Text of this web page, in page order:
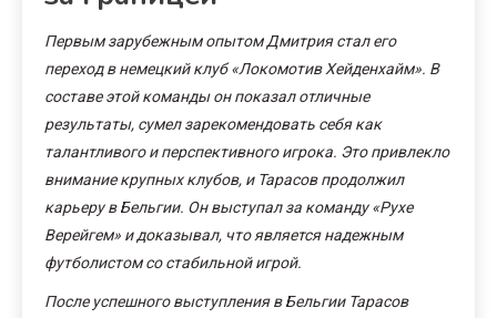
Первым зарубежным опытом Дмитрия стал его
переход в немецкий клуб «Локомотив Хейденхайм». В
составе этой команды он показал отличные
результаты, сумел зарекомендовать себя как
талантливого и перспективного игрока. Это привлекло
внимание крупных клубов, и Тарасов продолжил
карьеру в Бельгии. Он выступал за команду «Рухе
Верейгем» и доказывал, что является надежным
футболистом со стабильной игрой.
После успешного выступления в Бельгии Тарасов